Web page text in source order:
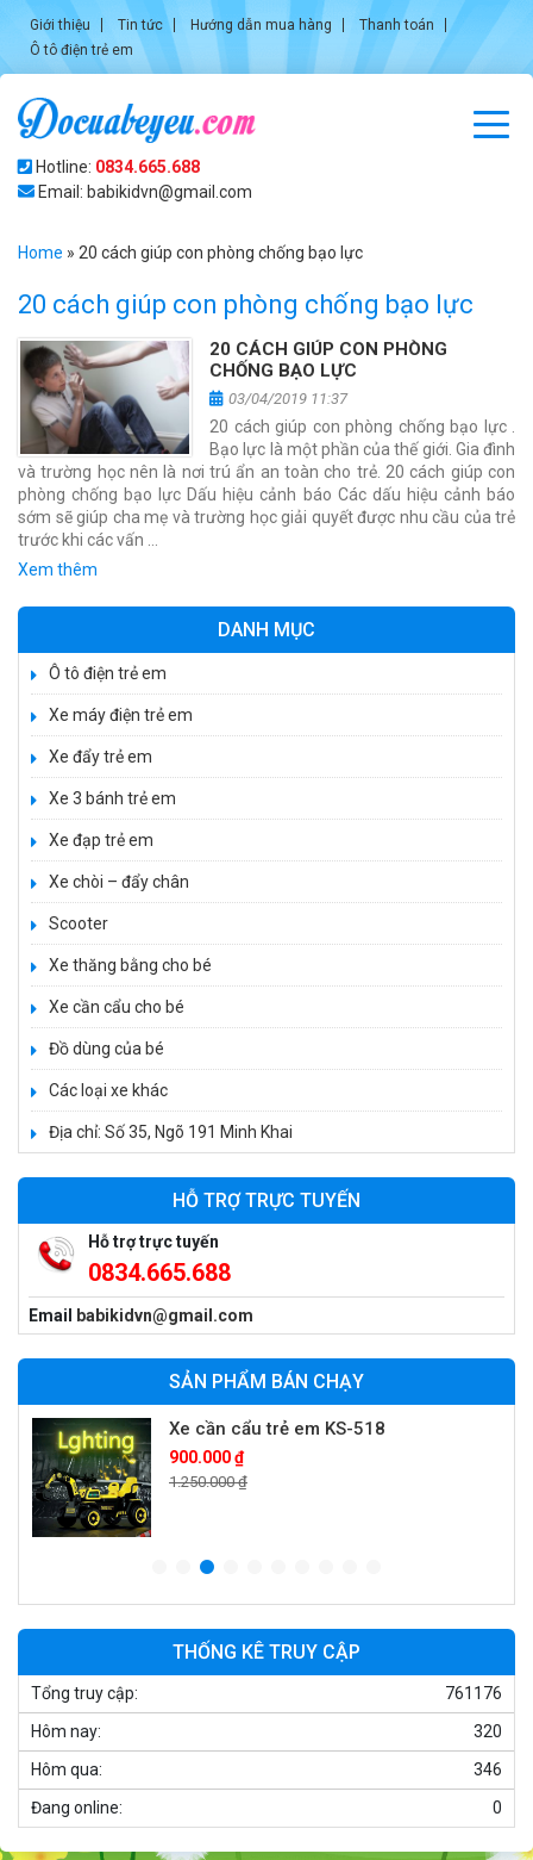
Giới thiệu Tin tức Hướng dẫn mua hàng
Thanh toán
Ô tô điện trẻ em
Hotline: 0834.665.688
Email: babikidvn@gmail.com
Home » 20 cách giúp con phòng chống bạo lực
20 cách giúp con phòng chống bạo lực
20 CÁCH GIÚP CON PHÒNG
CHỐNG BẠO LỰC
03/04/2019 11:37
20 cách giúp con phòng chống bạo lực .
Bạo lực là một phần của thế giới. Gia đình
và trường học nên là nơi trú ẩn an toàn cho trẻ. 20 cách giúp con
phòng chống bạo lực Dấu hiệu cảnh báo Các dấu hiệu cảnh báo
sớm sẽ giúp cha mẹ và trường học giải quyết được nhu cầu của trẻ
trước khi các vấn …
Xem thêm
DANH MỤC
Ô tô điện trẻ em
Xe máy điện trẻ em
Xe đẩy trẻ em
Xe 3 bánh trẻ em
Xe đạp trẻ em
Xe chòi – đẩy chân
Scooter
Xe thăng bằng cho bé
Xe cần cẩu cho bé
Đồ dùng của bé
Các loại xe khác
Địa chỉ: Số 35, Ngõ 191 Minh Khai
HỖ TRỢ TRỰC TUYẾN
Hỗ trợ trực tuyến
0834.665.688
Email babikidvn@gmail.com
SẢN PHẨM BÁN CHẠY
Xe 3 bánh đạp trẻ em FE-188
Xe 3 bánh trẻ em 968
350.000 ₫
550.000 ₫
950.000 ₫
Xe cần cẩu trẻ em KS-518
900.000 ₫
1.250.000 ₫
Xe máy điện trẻ em T118
Xe điện trẻ em 7017
Xe ô tô điện trẻ em cảnh sát J2988
THỐNG KÊ TRUY CẬP
761176
Tổng truy cập:
320
Hôm nay:
346
Hôm qua:
0
Đang online: